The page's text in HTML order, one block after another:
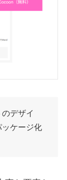
デザイ
ケージ化